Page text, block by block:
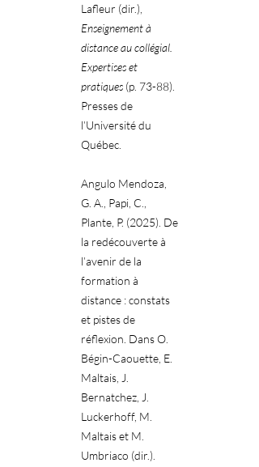
Lafleur (dir.),
Enseignement à
distance au collégial.
Expertises et
pratiques (p. 73-88).
Presses de
l’Université du
Québec.
Angulo Mendoza,
G. A., Papi, C.,
Plante, P. (2025). De
la redécouverte à
l’avenir de la
formation à
distance : constats
et pistes de
réflexion. Dans O.
Bégin-Caouette, E.
Maltais, J.
Bernatchez, J.
Luckerhoff, M.
Maltais et M.
Umbriaco (dir.).